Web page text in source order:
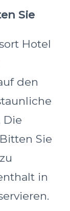
Sie
Hotel
den
Die
Sie
in